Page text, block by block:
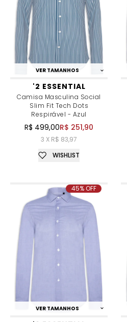
VER TAMANHOS
'2 ESSENTIAL
Camisa Masculina Social
Slim Fit Tech Dots
Respirável - Azul
R$ 499,00R$ 251,90
3 X R$ 83,97
WISHLIST
VER TAMANHOS
45% OFF